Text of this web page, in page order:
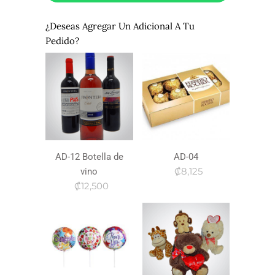
¿Deseas Agregar Un Adicional A Tu
Pedido?
AD-12 Botella de
vino
₡12,500
AD-04
₡8,125